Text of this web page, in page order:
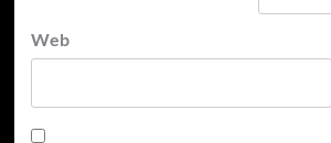
Web